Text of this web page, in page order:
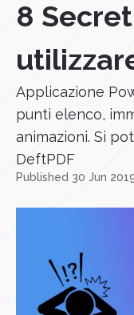
8
Applicazione
punti elenco,
animazioni. Si
DeftPDF
Published 30 Jun